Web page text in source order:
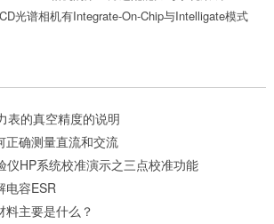
光谱相机有Integrate-On-Chip与Intelligate模式
表的真空精度的说明
正确测量直流和交流
仪HP系统校准演示之三点校准功能
电容ESR
主要是什么？